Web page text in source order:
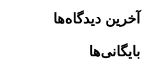
آخرین دیدگاه‌ها
بایگانی‌ها